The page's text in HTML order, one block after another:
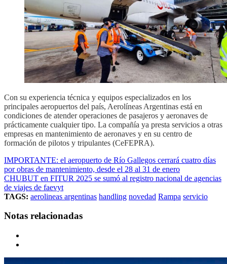
Con su experiencia técnica y equipos especializados en los
principales aeropuertos del país, Aerolíneas Argentinas está en
condiciones de atender operaciones de pasajeros y aeronaves de
prácticamente cualquier tipo. La compañía ya presta servicios a otras
empresas en mantenimiento de aeronaves y en su centro de
formación de pilotos y tripulantes (CeFEPRA).
IMPORTANTE: el aeropuerto de Río Gallegos cerrará cuatro días
por obras de mantenimiento, desde el 28 al 31 de enero
CHUBUT en FITUR 2025 se sumó al registro nacional de agencias
de viajes de faevyt
TAGS: aerolineas argentinas handling novedad Rampa servicio
Notas relacionadas